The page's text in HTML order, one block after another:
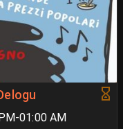
01:00 AM